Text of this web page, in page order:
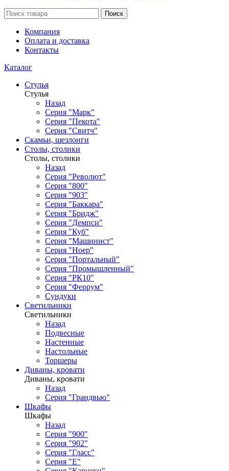
Поиск
Компания
Оплата и доставка
Контакты
Каталог
Стулья
Стулья
Назад
Серия "Марк"
Серия "Пекота"
Серия "Свитч"
Скамьи, шезлонги
Столы, столики
Столы, столики
Назад
Серия "Револют"
Серия "800"
Серия "903"
Серия "Баккара"
Серия "Бридж"
Серия "Демпси"
Серия "Куб"
Серия "Машинист"
Серия "Ноер"
Серия "Портальный"
Серия "Промышленный"
Серия "РК10"
Серия "Феррум"
Сундуки
Светильники
Светильники
Назад
Подвесные
Настенные
Настольные
Торшеры
Диваны, кровати
Диваны, кровати
Назад
Серия "Грандвью"
Шкафы
Шкафы
Назад
Серия "900"
Серия "902"
Серия "Гласс"
Серия "Е"